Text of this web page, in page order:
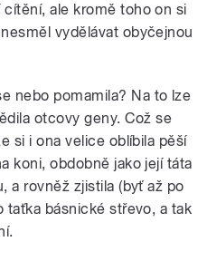
ale kromě toho on si
vydělávat obyčejnou
nebo pomamila? Na to lze
otcovy geny. Což se
si i ona velice oblíbila pěší
koni, obdobně jako její táta
a rovněž zjistila (byť až po
básnické střevo, a tak